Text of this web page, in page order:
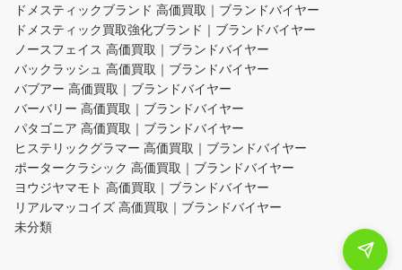
ドメスティックブランド 高価買取｜ブランドバイヤー
ドメスティック買取強化ブランド｜ブランドバイヤー
ノースフェイス 高価買取｜ブランドバイヤー
バックラッシュ 高価買取｜ブランドバイヤー
バブアー 高価買取｜ブランドバイヤー
バーバリー 高価買取｜ブランドバイヤー
パタゴニア 高価買取｜ブランドバイヤー
ヒステリックグラマー 高価買取｜ブランドバイヤー
ポータークラシック 高価買取｜ブランドバイヤー
ヨウジヤマモト 高価買取｜ブランドバイヤー
リアルマッコイズ 高価買取｜ブランドバイヤー
未分類